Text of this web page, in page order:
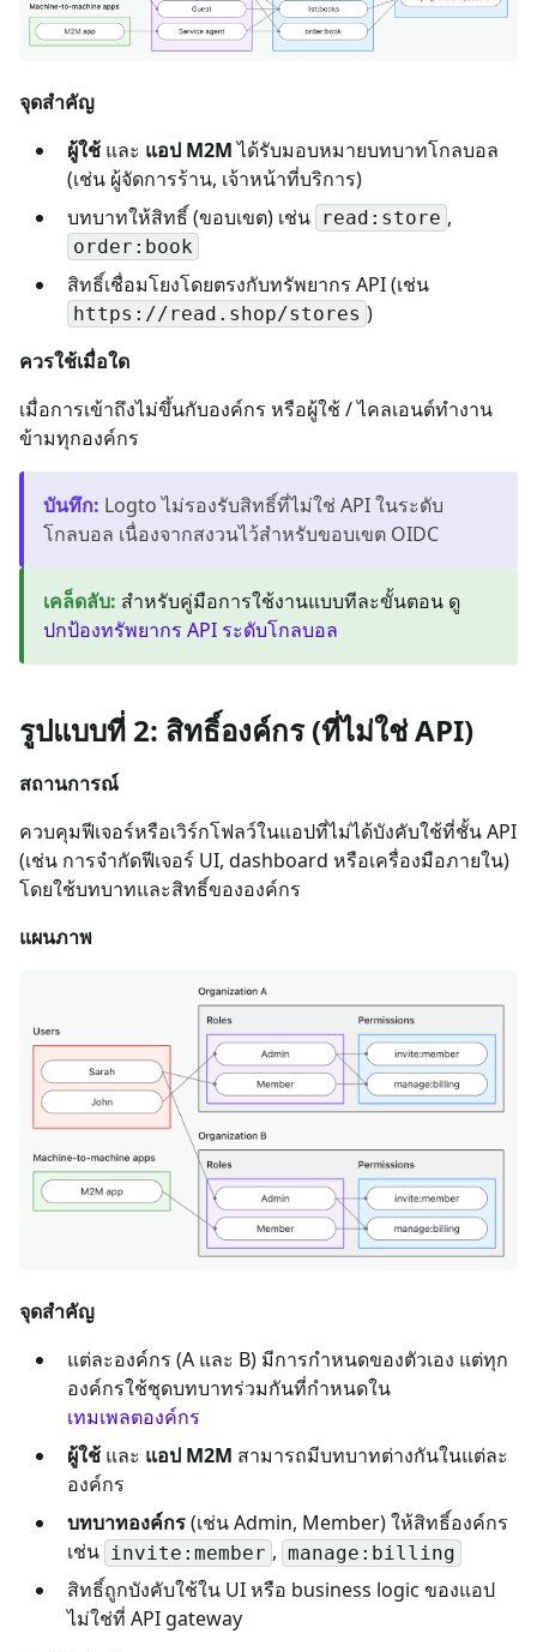
จุดสำคัญ
ผู้ใช้ และ แอป M2Mได้รับมอบหมายบทบาทโกลบอล
(เช่น ผู้จัดการร้าน, เจ้าหน้าที่บริการ)
บทบาทให้สิทธิ์ (ขอบเขต) เช่น read:store ,
order:book
สิทธิ์เชื่อมโยงโดยตรงกับทรัพยากร API (เช่น
https://read.shop/stores )
ควรใช้เมื่อใด
เมื่อการเข้าถึงไม่ขึ้นกับองค์กร หรือผู้ใช้ / ไคลเอนต์ทำงาน
ข้ามทุกองค์กร
บันทึก: Logto ไม่รองรับสิทธิ์ที่ไม่ใช่ API ในระดับ
โกลบอล เนื่องจากสงวนไว้สำหรับขอบเขต OIDC
เคล็ดลับ: สำหรับคู่มือการใช้งานแบบทีละขั้นตอน ดู
ปกป้องทรัพยากร API ระดับโกลบอล
รูปแบบที่ 2: สิทธิ์องค์กร (ที่ไม่ใช่ API)
สถานการณ์
ควบคุมฟีเจอร์หรือเวิร์กโฟลว์ในแอปที่ไม่ได้บังคับใช้ที่ชั้น API
(เช่น การจำกัดฟีเจอร์ UI, dashboard หรือเครื่องมือภายใน)
โดยใช้บทบาทและสิทธิ์ขององค์กร
แผนภาพ
จุดสำคัญ
แต่ละองค์กร (A และ B) มีการกำหนดของตัวเอง แต่ทุก
องค์กรใช้ชุดบทบาทร่วมกันที่กำหนดใน
เทมเพลตองค์กร
ผู้ใช้ และ แอป M2M สามารถมีบทบาทต่างกันในแต่ละ
องค์กร
บทบาทองค์กร(เช่น Admin, Member) ให้สิทธิ์องค์กร
เช่น invite:member , manage:billing
สิทธิ์ถูกบังคับใช้ใน UI หรือ business logic ของแอป
ไม่ใช่ที่ API gateway